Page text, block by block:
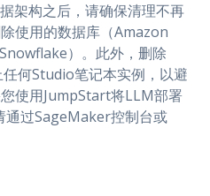
架构之后，请确保清理不再
使用的数据库（Amazon
）。此外，删除
何Studio笔记本实例，以避
使用JumpStart将LLM部署
过SageMaker控制台或